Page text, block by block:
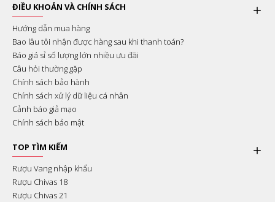
ĐIỀU KHOẢN VÀ CHÍNH SÁCH
Hướng dẫn mua hàng
Bao lâu tôi nhận được hàng sau khi thanh toán?
Báo giá sỉ số lượng lớn nhiều ưu đãi
Câu hỏi thường gặp
Chính sách bảo hành
Chính sách xử lý dữ liệu cá nhân
Cảnh báo giả mạo
Chính sách bảo mật
TOP TÌM KIẾM
Rượu Vang nhập khẩu
Rượu Chivas 18
Rượu Chivas 21